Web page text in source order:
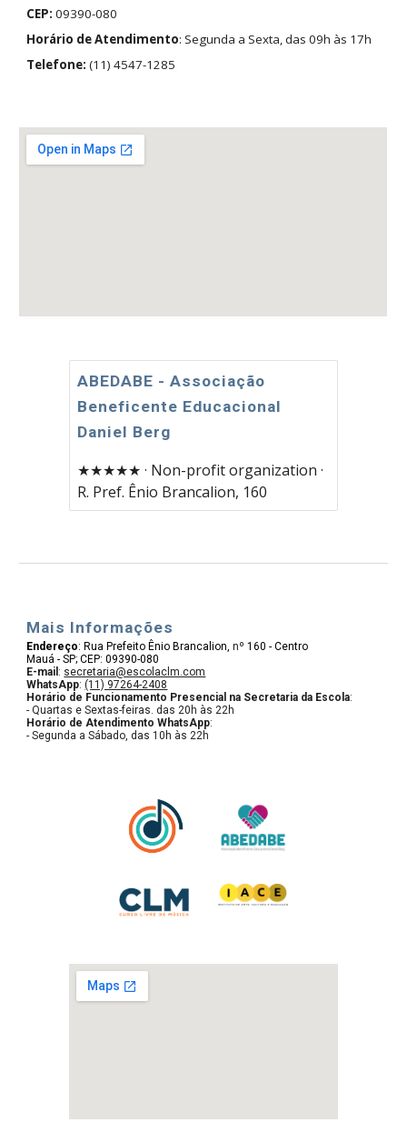
CEP: 09390-080
Horário de Atendimento: Segunda a Sexta, das 09h às 17h
Telefone:(11) 4547-1285
ABEDABE - Associação
Beneficente Educacional
Daniel Berg
★★★★★ · Non-profit organization ·
R. Pref. Ênio Brancalion, 160
Mais Informações
Endereço: Rua Prefeito Ênio Brancalion,nº160 - Centro
Mauá - SP; CEP: 09390-080
E-mail : secretaria@escolaclm.com
WhatsApp:(11) 97264-2408
Horário de Funcionamento Presencial na Secretaria da Escola:
- Quartas e Sextas-feiras. das 20h às 22h
Horário de Atendimento WhatsApp:
- Segunda a Sábado, das 10h às 22h